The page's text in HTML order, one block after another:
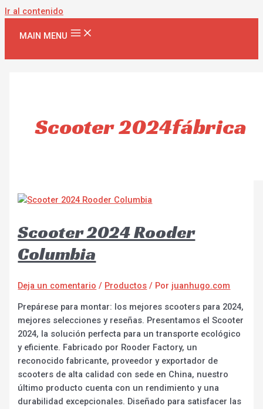
Ir al contenido
MAIN MENU
Scooter 2024fábrica
Scooter 2024 Rooder
Columbia
Deja un comentario / Productos / Por juanhugo.com
Prepárese para montar: los mejores scooters para 2024,
mejores selecciones y reseñas. Presentamos el Scooter
2024, la solución perfecta para un transporte ecológico
y eficiente. Fabricado por Rooder Factory, un
reconocido fabricante, proveedor y exportador de
scooters de alta calidad con sede en China, nuestro
último producto cuenta con un rendimiento y una
durabilidad excepcionales. Diseñado para satisfacer las